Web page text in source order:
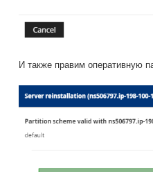
И также правим оперативную